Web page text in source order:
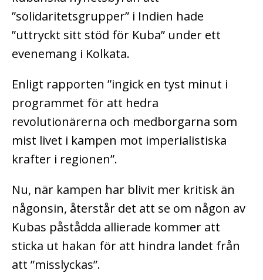
”solidaritetsgrupper” i Indien hade
”uttryckt sitt stöd för Kuba” under ett
evenemang i Kolkata.
Enligt rapporten ”ingick en tyst minut i
programmet för att hedra
revolutionärerna och medborgarna som
mist livet i kampen mot imperialistiska
krafter i regionen”.
Nu, när kampen har blivit mer kritisk än
någonsin, återstår det att se om någon av
Kubas påstådda allierade kommer att
sticka ut hakan för att hindra landet från
att ”misslyckas”.